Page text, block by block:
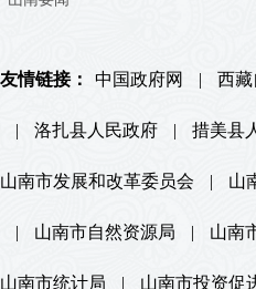
友情链接： 中国政府网 | 西藏
| 洛扎县人民政府 | 措美县
山南市发展和改革委员会 | 山
| 山南市自然资源局 | 山南
山南市统计局 | 山南市投资促